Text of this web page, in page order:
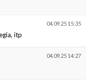
04.09.25 15:35
itp
04.09.25 14:27